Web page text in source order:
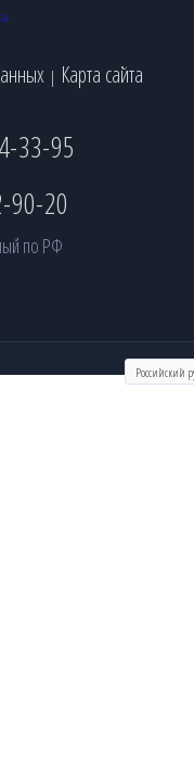
| Карта сайта
33-95
90-20
по РФ